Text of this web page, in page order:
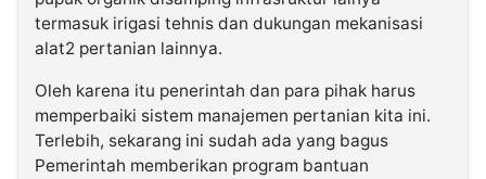
termasuk irigasi tehnis dan dukungan mekanisasi
alat2 pertanian lainnya.
Oleh karena itu penerintah dan para pihak harus
memperbaiki sistem manajemen pertanian kita ini.
Terlebih, sekarang ini sudah ada yang bagus
Pemerintah memberikan program bantuan